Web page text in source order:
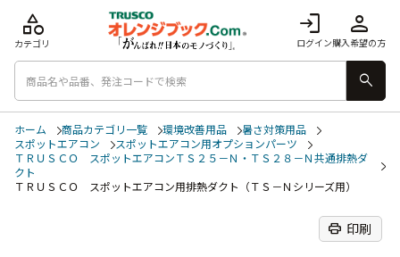
login
ログイン
person
購入希望の方
category
カテゴリ
search
ホーム 商品カテゴリ一覧 環境改善用品
暑さ対策用品
スポットエアコン
スポットエアコン用オプションパーツ
ＴＲＵＳＣＯ スポットエアコンＴＳ２５－Ｎ・ＴＳ２８－Ｎ共通排熱ダ
クト
ＴＲＵＳＣＯ スポットエアコン用排熱ダクト（ＴＳ－Ｎシリーズ用）
print 印刷